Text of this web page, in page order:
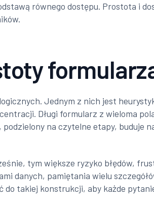
równego dostępu. Prostota i
Jednym z nich jest
Długi formularz z wieloma
na czytelne etapy, buduje
tym większe ryzyko błędów,
danych, pamiętania wielu
takiej konstrukcji, aby każde